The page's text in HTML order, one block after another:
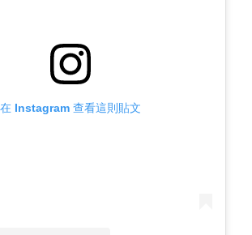
在 Instagram 查看這則貼文